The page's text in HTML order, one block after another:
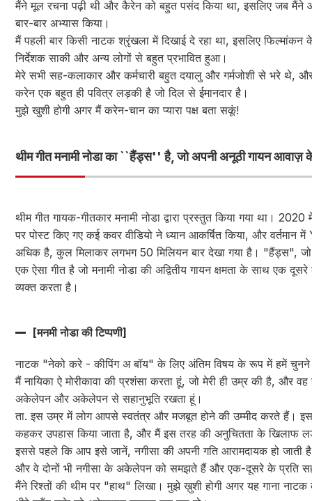
मैंने मूल रचना पढ़ी थी और कैरेन को बहुत पसंद किया था, इसलिए जब
बार-बार अभ्यास किया।
मैं पहली बार किसी नाटक श्रृंखला में दिखाई दे रहा था, इसलिए
निर्देशक साकी और अन्य लोगों से बहुत प्रभावित हुआ।
मेरे सभी सह-कलाकार और कर्मचारी बहुत दयालु और गर्मजोशी से भरे थे,
करेन एक बहुत ही पवित्र लड़की है जो दिल से ईमानदार है।
मुझे खुशी होगी अगर मैं करेन-चान का प्यारा पक्ष बता सकूं!
थीम गीत मनामी नोडा का ``हैंड्स'' है, जो अपनी अनूठी गायन आवाज़
थीम गीत गायक-गीतकार मनामी नोडा द्वारा प्रस्तुत किया गया था।
पर पोस्ट किए गए कई कवर वीडियो ने ध्यान आकर्षित किया, और
अधिक है, कुल मिलाकर लगभग 50 मिलियन बार देखा गया है। "हैंड्स",
एक ऐसा गीत है जो मनामी नोडा की अद्वितीय गायन क्षमता के साथ एक
व्यक्त करता है।
[मनमी नोडा की टिप्पणी]
नाटक "नेको करे - कीपिंग अ बॉय" के लिए अंतिम विषय के रूप में हमें चुनने
मैं नायिका ऐ मोरीकावा की प्रशंसा करता हूं, जो मेरी ही उम्र की है,
अकेलेपन और अकेलेपन से सहानुभूति रखता हूं।
ता. इस उम्र में लोग आपसे स्वतंत्र और मजबूत होने की उम्मीद करते हैं।
कहकर उपहास किया जाता है, और मैं इस तरह की अनुचितता के खिलाफ
इससे पहले कि आप इसे जानें, नगीसा की अपनी गति आरामदायक हो
और वे दोनों भी नगीसा के अकेलेपन को समझते हैं और एक-दूसरे के प्रति
मैंने रिश्तों की थीम पर "हाथ" लिखा। मुझे ख़ुशी होगी अगर यह गाना